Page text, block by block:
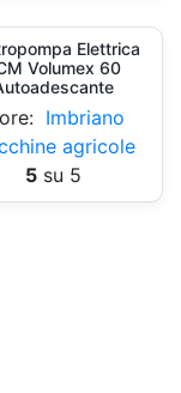
Elettrica
Volumex 60
Imbriano
agricole
5su 5